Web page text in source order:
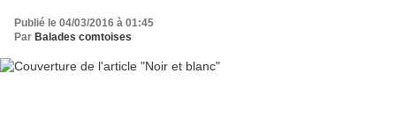
Publié le 04/03/2016 à 01:45
Par Balades comtoises